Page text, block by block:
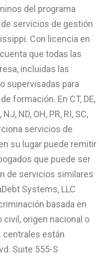
del programa
servicios de gestión
Con licencia en
que todas las
incluidas las
supervisadas para
formación. En CT, DE,
NJ, ND, OH, PR, RI, SC,
servicios de
su lugar puede remitir
que puede ser
de servicios similares
Systems, LLC
basada en
civil, origen nacional o
centrales están
Suite 555-S